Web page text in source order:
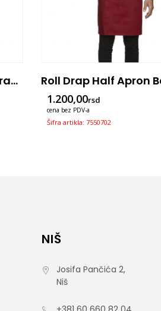
Roll Drap Half Apron Antracit Siva Kecelja Sa Dzepom 75×50
1.200,00rsd
cena bez PDV-a
Šifra artikla: 7550702
NIŠ
Josifa Pančića 2,
Niš